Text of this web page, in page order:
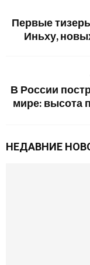
Первые
Иньху,
В России
мире: высота
НЕДАВНИЕ